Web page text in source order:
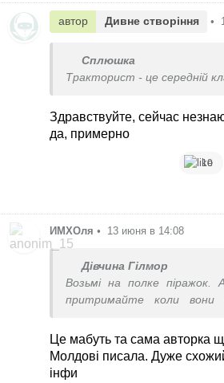
автор Дивне створіння •
Сплюшка
Тракторист - це середній
Здравствуйте, сейчас
да, примерно
10
ИМХОля • 13 июня в 14:08
Дівчина Гілмор
Возьмі на полке
притримайте коли вони
Це мабуть та сама авторка
Молдові писала. Дуже
інфи